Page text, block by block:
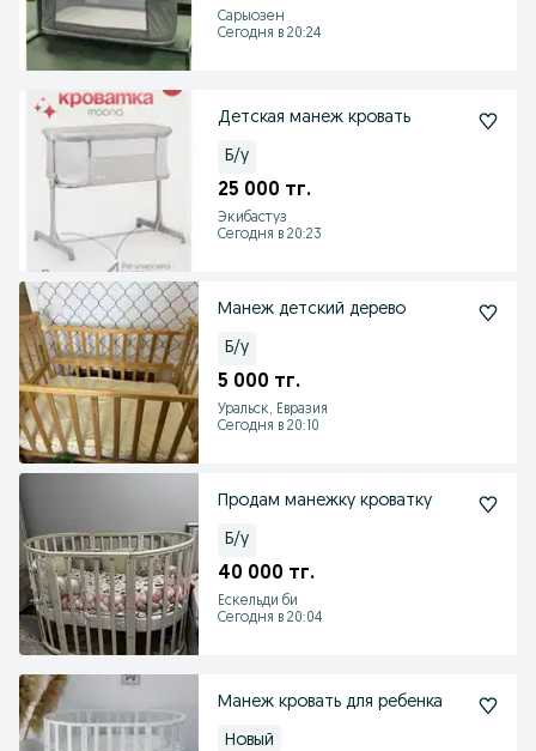
Сарыозен
Сегодня в 20:24
Детская манеж кровать
Б/у
25 000 тг.
Экибастуз
Сегодня в 20:23
Манеж детский дерево
Б/у
5 000 тг.
Уральск, Евразия
Сегодня в 20:10
Продам манежку кроватку
Б/у
40 000 тг.
Ескельди би
Сегодня в 20:04
Манеж кровать для ребенка
Новый